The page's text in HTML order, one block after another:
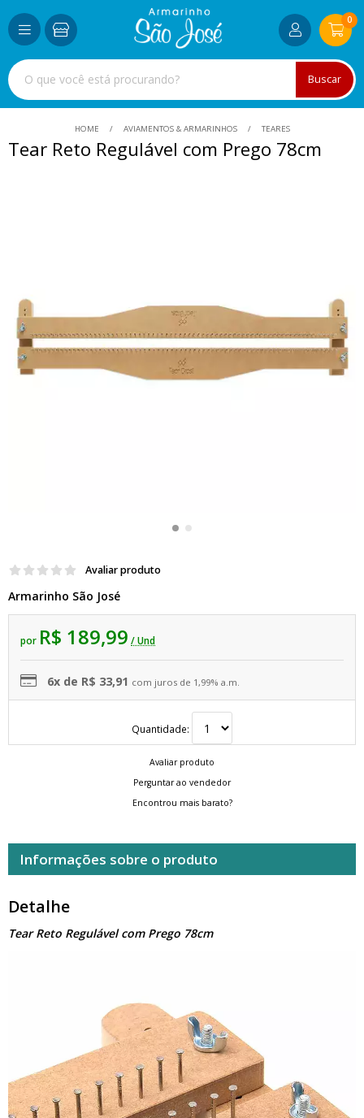
Buscar
0
HOME AVIAMENTOS & ARMARINHOS TEARES
Tear Reto Regulável com Prego 78cm
Avaliar produto
Armarinho São José
por R$ 189,99 / Und
6x de R$ 33,91 com juros de 1,99% a.m.
Quantidade:
Avaliar produto
Perguntar ao vendedor
Encontrou mais barato?
Informações sobre o produto
Detalhe
Tear Reto Regulável com Prego 78cm